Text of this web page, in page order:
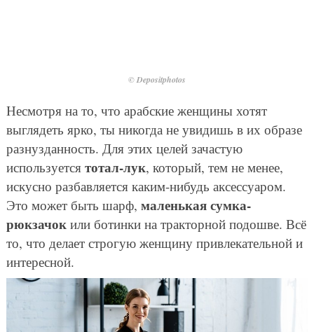
© Depositphotos
Несмотря на то, что арабские женщины хотят
выглядеть ярко, ты никогда не увидишь в их образе
разнузданность. Для этих целей зачастую
используется тотал-лук, который, тем не менее,
искусно разбавляется каким-нибудь аксессуаром.
Это может быть шарф, маленькая сумка-
рюкзачокили ботинки на тракторной подошве. Всё
то, что делает строгую женщину привлекательной и
интересной.